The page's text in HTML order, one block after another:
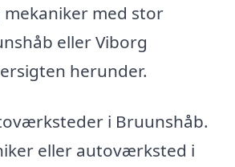
mekaniker med stor
eller Viborg
herunder.
i Bruunshåb.
eller autoværksted i